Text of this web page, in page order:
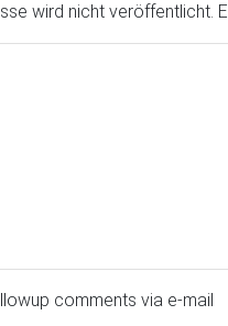
wird nicht veröffentlicht.
comments via e-mail